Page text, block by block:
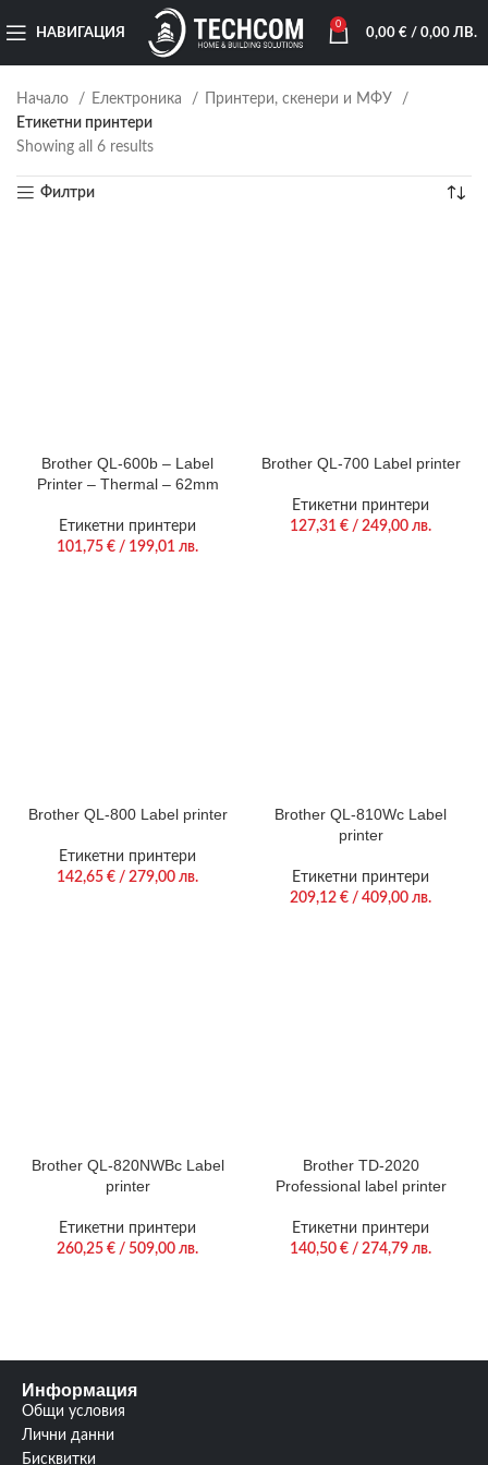
НАВИГАЦИЯ
0
0,00 €/ 0,00 ЛВ.
Начало Електроника
Принтери, скенери и МФУ
Етикетни принтери
Showing all 6 results
Филтри
Brother QL-600b – Label
Printer – Thermal – 62mm
Етикетни принтери
101,75 € / 199,01 лв.
Brother QL-700 Label printer
Етикетни принтери
127,31 € / 249,00 лв.
Brother QL-800 Label printer
Етикетни принтери
142,65 € / 279,00 лв.
Brother QL-810Wc Label
printer
Етикетни принтери
209,12 € / 409,00 лв.
Brother QL-820NWBc Label
printer
Етикетни принтери
260,25 € / 509,00 лв.
Brother TD-2020
Professional label printer
Етикетни принтери
140,50 € / 274,79 лв.
Информация
Общи условия
Лични данни
Бисквитки